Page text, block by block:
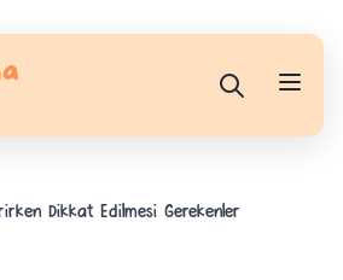
Dikkat Edilmesi Gerekenler